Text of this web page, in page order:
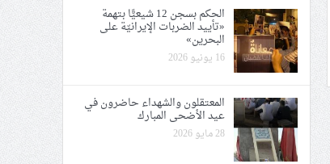
الحكم بسجن 12 شيعيًّا بتهمة
«تأييد الضربات الإيرانيّة على
البحرين»
16 يونيو 2026
المعتقلون والشهداء حاضرون في
عيد الأضحى المبارك
28 مايو 2026